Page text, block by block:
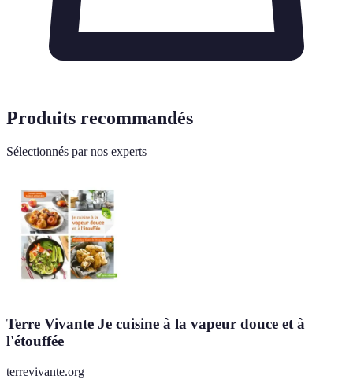
Produits recommandés
Sélectionnés par nos experts
Terre Vivante Je cuisine à la vapeur douce et à
l'étouffée
terrevivante.org